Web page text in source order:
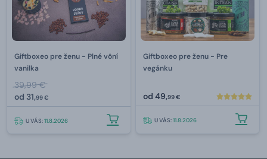
Giftboxeo pre ženu - Plné vôní
vanilka
39,99 €
od 31,99 €
U VÁS:11.8.2026
Giftboxeo pre ženu - Pre
vegánku
od 49,99 €
U VÁS:11.8.2026